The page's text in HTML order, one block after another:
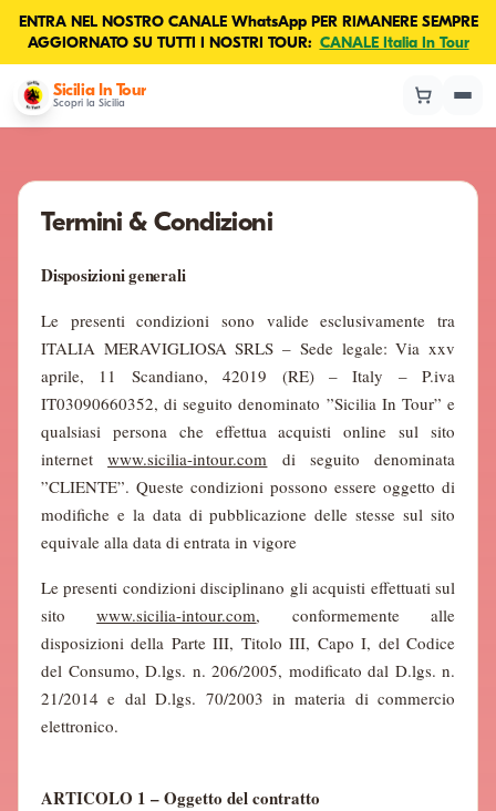
ENTRA NEL NOSTRO CANALE WhatsApp PER RIMANERE SEMPRE
AGGIORNATO SU TUTTI I NOSTRI TOUR: CANALE Italia In Tour
Sicilia In Tour
Scopri la Sicilia
Termini & Condizioni
Disposizioni generali
Le presenti condizioni sono valide esclusivamente tra
ITALIA MERAVIGLIOSA SRLS – Sede legale: Via xxv
aprile, 11 Scandiano, 42019 (RE) – Italy – P.iva
IT03090660352, di seguito denominato ”Sicilia In Tour” e
qualsiasi persona che effettua acquisti online sul sito
internetwww.sicilia-intour.com di seguito denominata
”CLIENTE”. Queste condizioni possono essere oggetto di
modifiche e la data di pubblicazione delle stesse sul sito
equivale alla data di entrata in vigore
Le presenti condizioni disciplinano gli acquisti effettuati sul
sitowww.sicilia-intour.com, conformemente alle
disposizioni della Parte III, Titolo III, Capo I, del Codice
del Consumo, D.lgs. n. 206/2005, modificato dal D.lgs. n.
21/2014 e dal D.lgs. 70/2003 in materia di commercio
elettronico.
ARTICOLO 1 – Oggetto del contratto